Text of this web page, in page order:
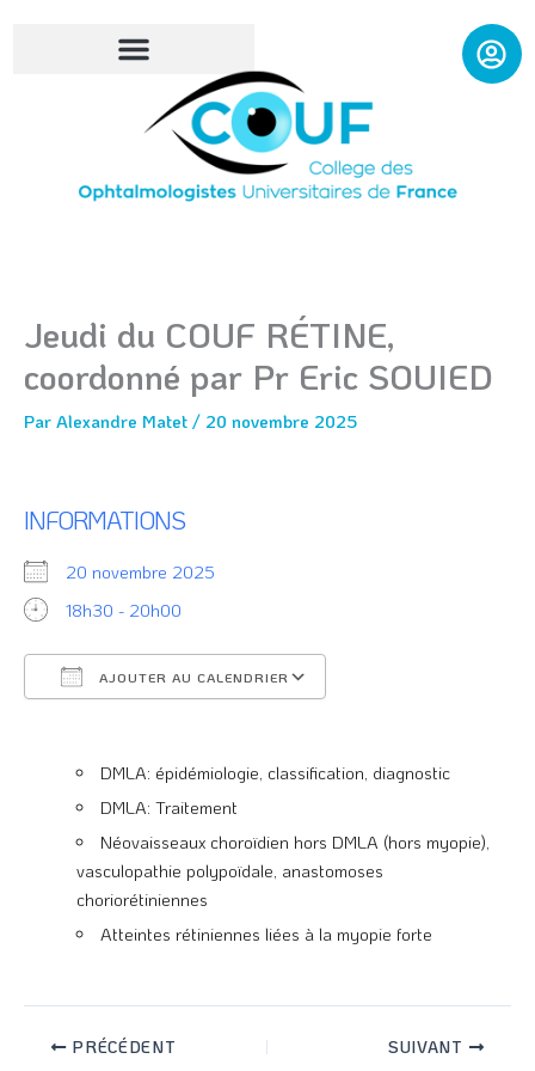
Jeudi du COUF RÉTINE,
coordonné par Pr Eric SOUIED
Par Alexandre Matet / 20 novembre 2025
INFORMATIONS
20 novembre 2025
18h30 - 20h00
AJOUTER AU CALENDRIER
DMLA: épidémiologie, classification, diagnostic
DMLA: Traitement
Néovaisseaux choroïdien hors DMLA (hors myopie),
vasculopathie polypoïdale, anastomoses
choriorétiniennes
Atteintes rétiniennes liées à la myopie forte
PRÉCÉDENT SUIVANT